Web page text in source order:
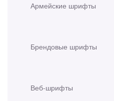
Армейские шрифты
Брендовые шрифты
Веб-шрифты